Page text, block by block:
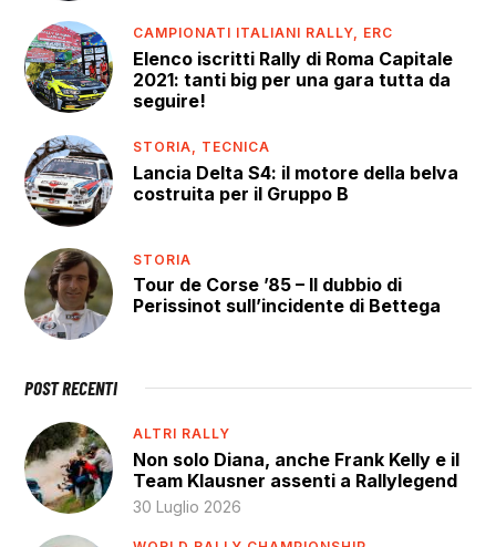
CAMPIONATI ITALIANI RALLY, ERC
Elenco iscritti Rally di Roma Capitale
2021: tanti big per una gara tutta da
seguire!
STORIA, TECNICA
Lancia Delta S4: il motore della belva
costruita per il Gruppo B
STORIA
Tour de Corse ’85 – Il dubbio di
Perissinot sull’incidente di Bettega
POST RECENTI
ALTRI RALLY
Non solo Diana, anche Frank Kelly e il
Team Klausner assenti a Rallylegend
30 Luglio 2026